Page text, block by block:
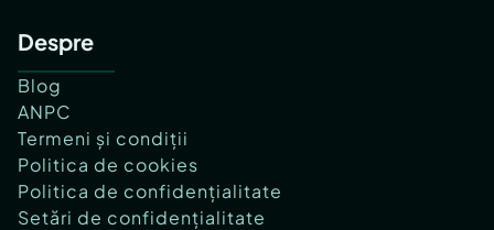
Despre
Blog
ANPC
Termeni și condiții
Politica de cookies
Politica de confidențialitate
Setări de confidențialitate